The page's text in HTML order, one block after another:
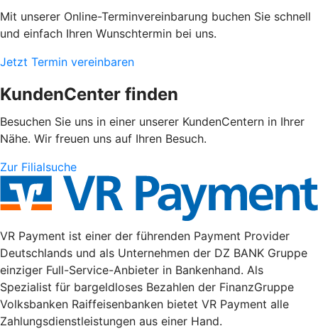
Mit unserer Online-Terminvereinbarung buchen Sie schnell
und einfach Ihren Wunschtermin bei uns.
Jetzt Termin vereinbaren
KundenCenter finden
Besuchen Sie uns in einer unserer KundenCentern in Ihrer
Nähe. Wir freuen uns auf Ihren Besuch.
Zur Filialsuche
VR Payment ist einer der führenden Payment Provider
Deutschlands und als Unternehmen der DZ BANK Gruppe
einziger Full-Service-Anbieter in Bankenhand. Als
Spezialist für bargeldloses Bezahlen der FinanzGruppe
Volksbanken Raiffeisenbanken bietet VR Payment alle
Zahlungsdienstleistungen aus einer Hand.